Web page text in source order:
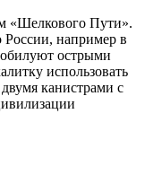
«Шелкового Пути».
России, например в
острыми
использовать
канистрами с